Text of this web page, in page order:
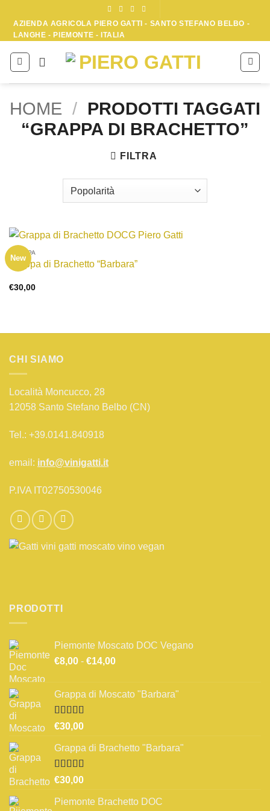
content
AZIENDA AGRICOLA PIERO GATTI - SANTO STEFANO BELBO -
LANGHE - PIEMONTE - ITALIA
HOME / PRODOTTI TAGGATI
“GRAPPA DI BRACHETTO”
FILTRA
New
GRAPPA
Grappa di Brachetto “Barbara”
€30,00
CHI SIAMO
Località Moncucco, 28
12058 Santo Stefano Belbo (CN)
Tel.: +39.0141.840918
email: info@vinigatti.it
P.IVA IT02750530046
PRODOTTI
Piemonte Moscato DOC Vegano
€8,00 - €14,00Fascia
da
Grappa di Moscato "Barbara"
Valutato
su 5
€30,00
Grappa di Brachetto "Barbara"
Valutato
su 5
€30,00
Piemonte Brachetto DOC